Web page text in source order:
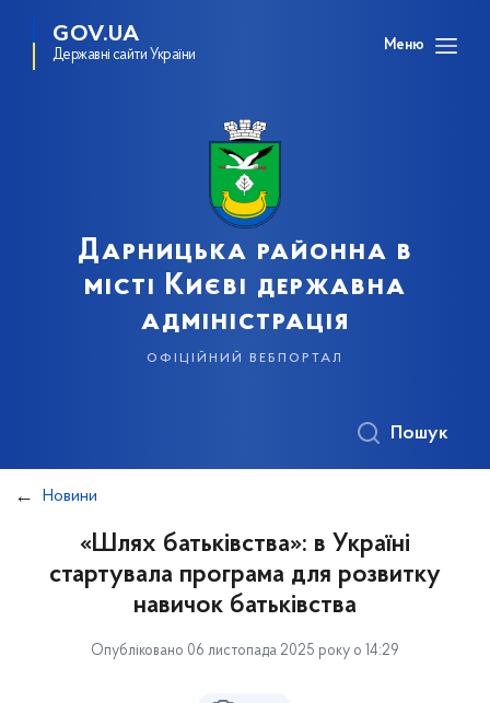
GOV.UA
Державні сайти України
Меню
Дарницька районна в
місті Києві державна
адміністрація
офіційний вебпортал
Пошук
Новини
«Шлях батьківства»: в Україні
стартувала програма для розвитку
навичок батьківства
Опубліковано 06 листопада 2025 року о 14:29